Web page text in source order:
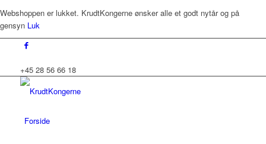
Webshoppen er lukket. KrudtKongerne ønsker alle et godt nytår og på
gensyn Luk
+45 28 56 66 18
Forside